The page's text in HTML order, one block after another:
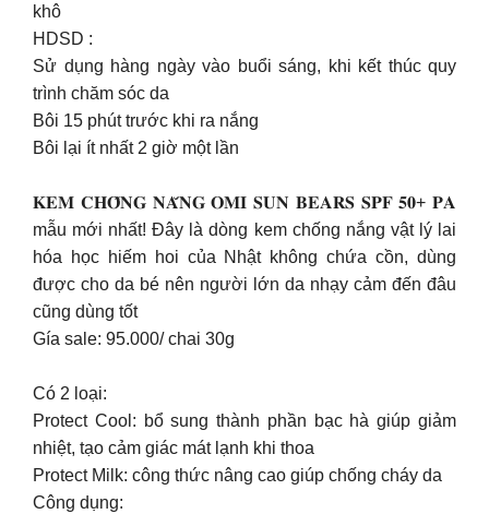
khô
HDSD :
Sử dụng hàng ngày vào buổi sáng, khi kết thúc quy
trình chăm sóc da
Bôi 15 phút trước khi ra nắng
Bôi lại ít nhất 2 giờ một lần
𝐊𝐄𝐌 𝐂𝐇𝐎̂́𝐍𝐆 𝐍𝐀̆́𝐍𝐆 𝐎𝐌𝐈 𝐒𝐔𝐍 𝐁𝐄𝐀𝐑𝐒 𝐒𝐏𝐅 𝟓𝟎+ 𝐏𝐀
mẫu mới nhất! Đây là dòng kem chống nắng vật lý lai
hóa học hiếm hoi của Nhật không chứa cồn, dùng
được cho da bé nên người lớn da nhạy cảm đến đâu
cũng dùng tốt
Gía sale: 95.000/ chai 30g
Có 2 loại:
Protect Cool: bổ sung thành phần bạc hà giúp giảm
nhiệt, tạo cảm giác mát lạnh khi thoa
Protect Milk: công thức nâng cao giúp chống cháy da
Công dụng: